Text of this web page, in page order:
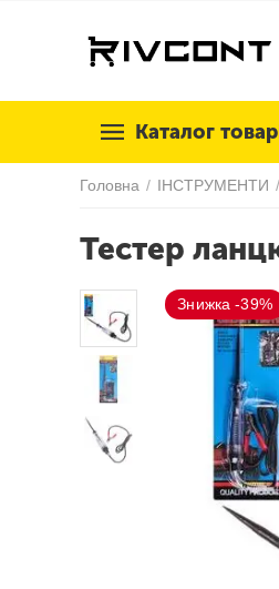
Каталог
Головна / ІНСТРУМЕНТИ /
Тестер
Знижка -39%